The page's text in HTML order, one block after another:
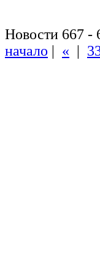
Новости 667 -
начало
«